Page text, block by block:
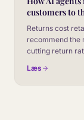
customers to
Returns cost
recommend the
cutting return
Læs